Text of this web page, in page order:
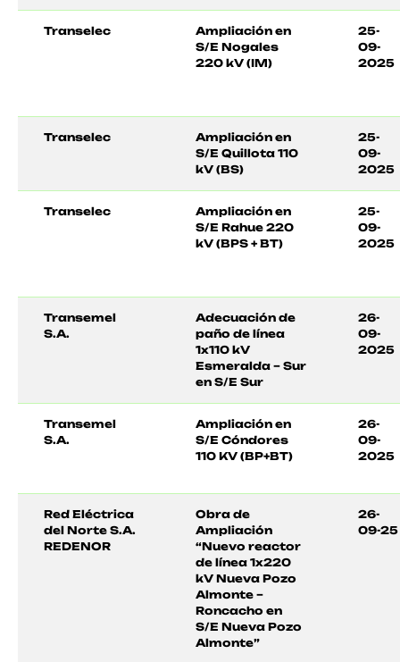
Transelec
Ampliación en
S/E Nogales
220 kV (IM)
25-
09-
2025
Transelec
Ampliación en
S/E Quillota 110
kV (BS)
25-
09-
2025
Transelec
Ampliación en
S/E Rahue 220
kV (BPS + BT)
25-
09-
2025
Transemel
S.A.
Adecuación de
paño de línea
1x110 kV
Esmeralda – Sur
en S/E Sur
26-
09-
2025
Transemel
S.A.
Ampliación en
S/E Cóndores
110 KV (BP+BT)
26-
09-
2025
Red Eléctrica
del Norte S.A.
REDENOR
Obra de
Ampliación
“Nuevo reactor
de línea 1x220
kV Nueva Pozo
Almonte –
Roncacho en
S/E Nueva Pozo
Almonte”
26-
09-25